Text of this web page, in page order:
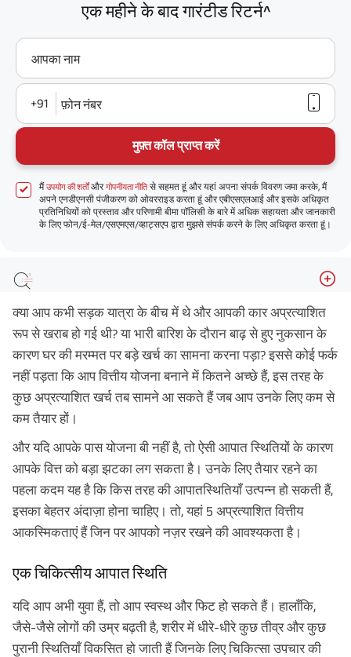
एक महीने के बाद गारंटीड रिटर्न^
आपका नाम
+91 फ़ोन नंबर
मुफ़्त कॉल प्राप्त करें
मैंउपयोग की शर्तोंऔरगोपनीयता नीतिसे सहमत हूं और यहां अपना संपर्क विवरण जमा करके, मैं
अपने एनडीएनसी पंजीकरण को ओवरराइड करता हूं और एबीएसएलआई और इसके अधिकृत
प्रतिनिधियों को प्रस्ताव और परिणामी बीमा पॉलिसी के बारे में अधिक सहायता और जानकारी
के लिए फोन/ई-मेल/एसएमएस/व्हाट्सएप द्वारा मुझसे संपर्क करने के लिए अधिकृत करता हूं।
नौकरी छूटना
परिवार में कमाने वाले सदस्य की मृत्यु
संपत्ति का बड़ा नुकसान
अधिक बचत करने की आदत डालने में आपकी मदद करने के लिए 7
हैक्स
क्या आप गारंटीड# बचत के साथ अपना भविष्य सुरक्षित करना चाहते
हैं? हमारे पास वही है जिसकी आप तलाश कर रहे होंगे
क्या आप कभी सड़क यात्रा के बीच में थे और आपकी कार अप्रत्याशित
रूप से खराब हो गई थी? या भारी बारिश के दौरान बाढ़ से हुए नुकसान के
कारण घर की मरम्मत पर बड़े खर्च का सामना करना पड़ा? इससे कोई फर्क
नहीं पड़ता कि आप वित्तीय योजना बनाने में कितने अच्छे हैं, इस तरह के
कुछ अप्रत्याशित खर्च तब सामने आ सकते हैं जब आप उनके लिए कम से
कम तैयार हों।
और यदि आपके पास योजना बी नहीं है, तो ऐसी आपात स्थितियों के कारण
आपके वित्त को बड़ा झटका लग सकता है। उनके लिए तैयार रहने का
पहला कदम यह है कि किस तरह की आपातस्थितियाँ उत्पन्न हो सकती हैं,
इसका बेहतर अंदाज़ा होना चाहिए। तो, यहां 5 अप्रत्याशित वित्तीय
आकस्मिकताएं हैं जिन पर आपको नज़र रखने की आवश्यकता है।
एक चिकित्सीय आपात स्थिति
यदि आप अभी युवा हैं, तो आप स्वस्थ और फिट हो सकते हैं। हालाँकि,
जैसे-जैसे लोगों की उम्र बढ़ती है, शरीर में धीरे-धीरे कुछ तीव्र और कुछ
पुरानी स्थितियाँ विकसित हो जाती हैं जिनके लिए चिकित्सा उपचार की